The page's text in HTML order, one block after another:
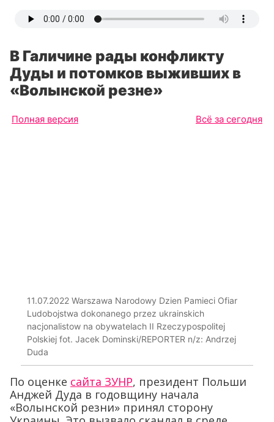
В Галичине рады конфликту
Дуды и потомков выживших в
«Волынской резне»
Полная версия Всё за сегодня
11.07.2022 Warszawa Narodowy Dzien Pamieci Ofiar
Ludobojstwa dokonanego przez ukrainskich
nacjonalistow na obywatelach II Rzeczypospolitej
Polskiej fot. Jacek Dominski/REPORTER n/z: Andrzej
Duda
По оценке сайта ЗУНР, президент Польши
Анджей Дуда в годовщину начала
«Волынской резни» принял сторону